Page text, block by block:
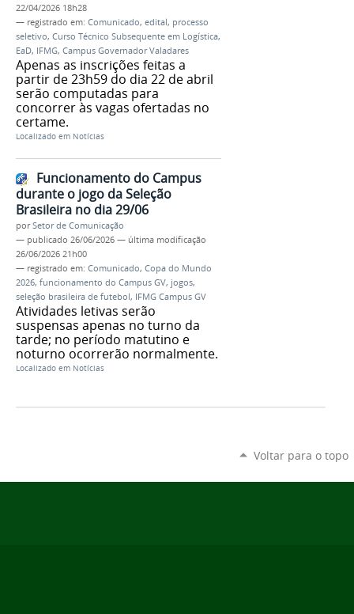
22/04/2026 18h28
— registrado em: Comunicado, edital, processo
seletivo, Curso Técnico Subsequente em Logística,
EaD, IFMG, Campus Governador Valadares
Apenas as inscrições feitas a
partir de 23h59 do dia 22 de abril
serão computadas para
concorrer às vagas ofertadas no
certame.
Localizado em Notícias
Funcionamento do Campus
durante o jogo da Seleção
Brasileira no dia 29/06
porSetor de Comunicação
— publicado 26/06/2026 — última modificação
26/06/2026 21h00
— registrado em: Comunicado, Copa do Mundo
2026, funcionamento do Campus GV, jogos,
seleção brasileira de futebol, IFMG Campus GV
Atividades letivas serão
suspensas apenas no turno da
tarde; no período matutino e
noturno ocorrerão normalmente.
Localizado em Notícias
Voltar para o topo